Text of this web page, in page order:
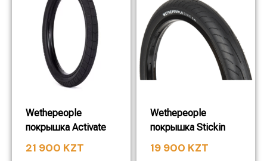
Wethepeople
покрышка Activate
21 900 KZT
Wethepeople
покрышка Stickin
19 900 KZT